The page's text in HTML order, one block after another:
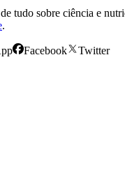
tudo sobre ciência e
.
Facebook
Twitter